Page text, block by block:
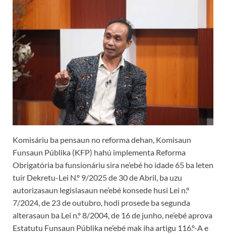
Komisáriu ba pensaun no reforma dehan, Komisaun
Funsaun Públika (KFP) hahú implementa Reforma
Obrigatória ba funsionáriu sira ne’ebé ho idade 65 ba leten
tuir Dekretu-Lei N.º 9/2025 de 30 de Abril, ba uzu
autorizasaun legislasaun ne’ebé konsede husi Lei n.º
7/2024, de 23 de outubro, hodi prosede ba segunda
alterasaun ba Lei n.º 8/2004, de 16 de junho, ne’ebé aprova
Estatutu Funsaun Públika ne’ebé mak iha artigu 116.º-A e